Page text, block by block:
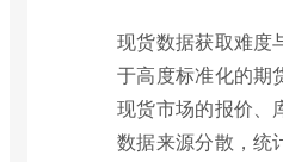
现货数据获取难度
于高度标准化的期
现货市场的报价、
数据来源分散，统